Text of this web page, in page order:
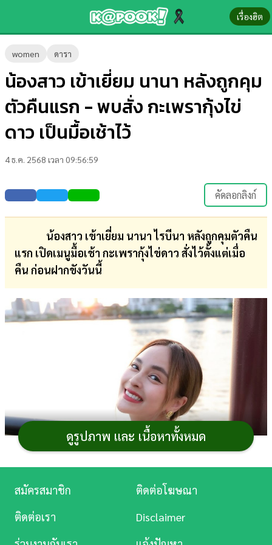
เรื่องฮิต
women ดารา
น้องสาว เข้าเยี่ยม นานา หลังถูกคุม
ตัวคืนแรก - พบสั่ง กะเพรากุ้งไข่
ดาว เป็นมื้อเช้าไว้
4 ธ.ค. 2568 เวลา 09:56:59
คัดลอกลิงก์
น้องสาว เข้าเยี่ยม นานา ไรบีนา หลังถูกคุมตัวคืน
แรก เปิดเมนูมื้อเช้า กะเพรากุ้งไข่ดาว สั่งไว้ตั้งแต่เมื่อ
คืน ก่อนฝากขังวันนี้
ดูรูปภาพ และ เนื้อหาทั้งหมด
ข่าว-
ความ
รู้
บันเทิง
ตรวจ
หวย
บอล
สด
เงิน
ดู
หนัง
สมัครสมาชิก
ติดต่อโฆษณา
ติดต่อเรา
Disclaimer